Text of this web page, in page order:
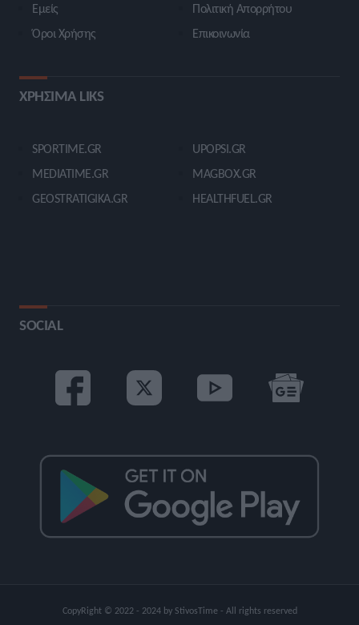
Εμείς
Όροι Χρήσης
Πολιτική Απορρήτου
Επικοινωνία
ΧΡΗΣΙΜΑ LIKS
SPORTIME.GR
MEDIATIME.GR
GEOSTRATIGIKA.GR
UPOPSI.GR
MAGBOX.GR
HEALTHFUEL.GR
SOCIAL
CopyRight © 2022 - 2024 by StivosTime - All rights reserved